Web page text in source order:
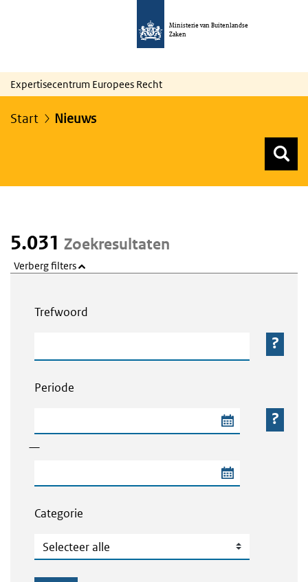
Ministerie van Buitenlandse
Zaken
Expertisecentrum Europees Recht
Start Nieuws
5.031 Zoekresultaten
Verberg filters
Trefwoord
Periode
—
Categorie
Categorie